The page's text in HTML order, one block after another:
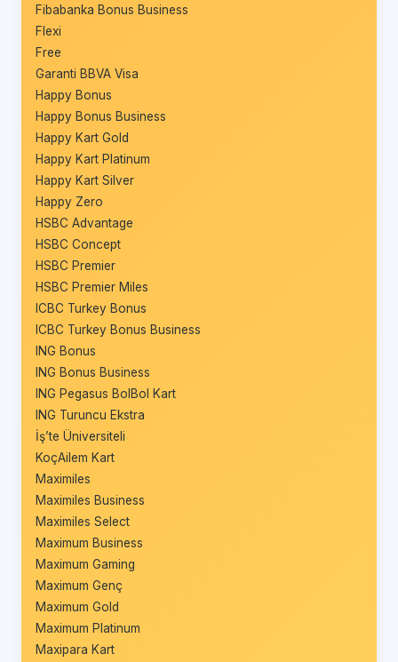
Fibabanka Bonus Business
Flexi
Free
Garanti BBVA Visa
Happy Bonus
Happy Bonus Business
Happy Kart Gold
Happy Kart Platinum
Happy Kart Silver
Happy Zero
HSBC Advantage
HSBC Concept
HSBC Premier
HSBC Premier Miles
ICBC Turkey Bonus
ICBC Turkey Bonus Business
ING Bonus
ING Bonus Business
ING Pegasus BolBol Kart
ING Turuncu Ekstra
İş’te Üniversiteli
KoçAilem Kart
Maximiles
Maximiles Business
Maximiles Select
Maximum Business
Maximum Gaming
Maximum Genç
Maximum Gold
Maximum Platinum
Maxipara Kart